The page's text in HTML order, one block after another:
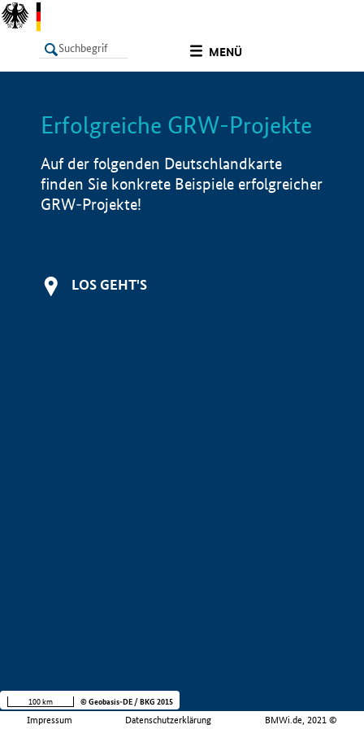
MENÜ
LISTE Info
Erfolgreiche GRW-Projekte
Auf der folgenden Deutschlandkarte
finden Sie konkrete Beispiele erfolgreicher
GRW-Projekte!
LOS GEHT'S
Impressum Datenschutzerklärung BMWi.de, 2021 ©
100 km © Geobasis-DE / BKG 2015